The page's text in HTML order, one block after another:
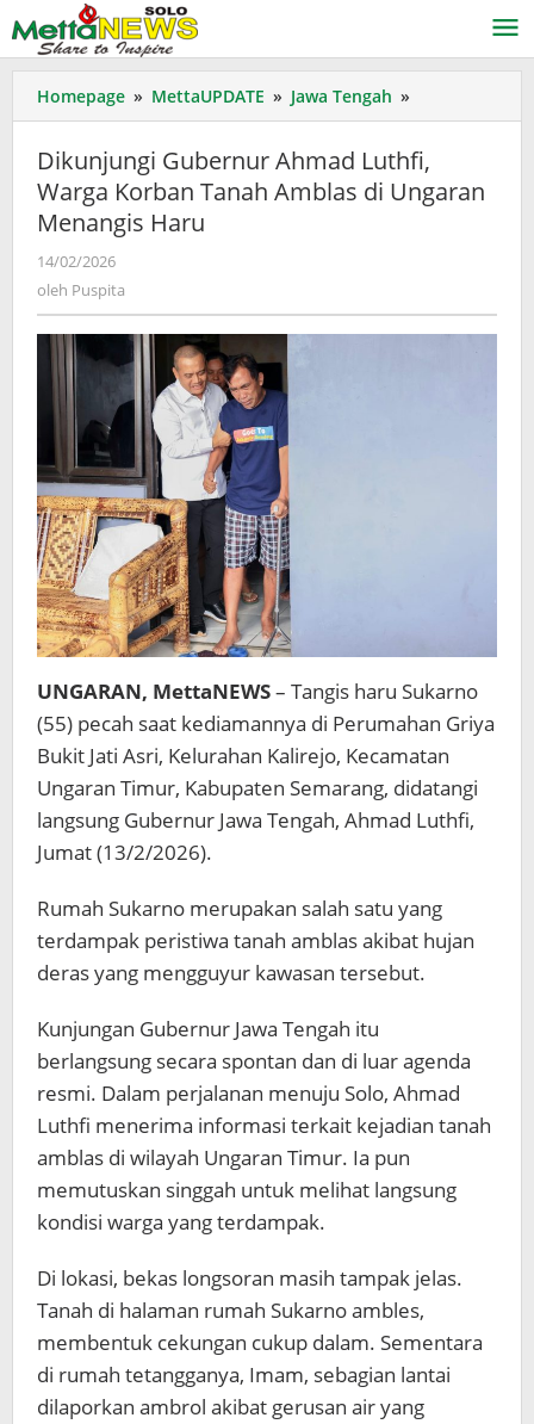
ke
konten
Homepage » MettaUPDATE » Jawa Tengah »
Gubernur
Luthfi,
Warga
Ungaran
Dikunjungi Gubernur Ahmad Luthfi,
Warga Korban Tanah Amblas di Ungaran
Menangis Haru
14/02/2026
oleh Puspita
UNGARAN, MettaNEWS– Tangis haru Sukarno
(55) pecah saat kediamannya di Perumahan Griya
Bukit Jati Asri, Kelurahan Kalirejo, Kecamatan
Ungaran Timur, Kabupaten Semarang, didatangi
langsung Gubernur Jawa Tengah, Ahmad Luthfi,
Jumat (13/2/2026).
Rumah Sukarno merupakan salah satu yang
terdampak peristiwa tanah amblas akibat hujan
deras yang mengguyur kawasan tersebut.
Kunjungan Gubernur Jawa Tengah itu
berlangsung secara spontan dan di luar agenda
resmi. Dalam perjalanan menuju Solo, Ahmad
Luthfi menerima informasi terkait kejadian tanah
amblas di wilayah Ungaran Timur. Ia pun
memutuskan singgah untuk melihat langsung
kondisi warga yang terdampak.
Di lokasi, bekas longsoran masih tampak jelas.
Tanah di halaman rumah Sukarno ambles,
membentuk cekungan cukup dalam. Sementara
di rumah tetangganya, Imam, sebagian lantai
dilaporkan ambrol akibat gerusan air yang